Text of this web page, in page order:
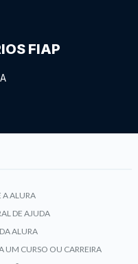
FIAP
A ALURA
DE AJUDA
ALURA
UM CURSO OU CARREIRA